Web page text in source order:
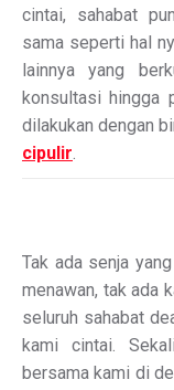
cintai, sahabat
sama seperti hal
lainnya yang
konsultasi hingga
dilakukan dengan
cipulir
Tak ada senja
menawan, tak ada
seluruh sahabat
kami cintai.
bersama kami di